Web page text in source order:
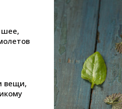
шее,
вещи,
Опасность
количество
образованию
ЗДОРОВЬЕ